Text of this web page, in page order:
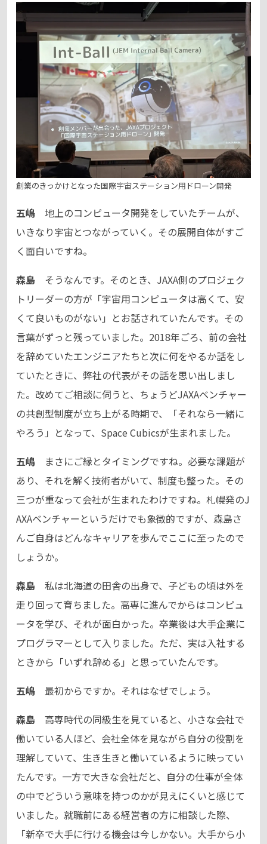
創業のきっかけとなった国際宇宙ステーション用ドローン開発
五嶋 地上のコンピュータ開発をしていたチームが、
いきなり宇宙とつながっていく。その展開自体がすご
く面白いですね。
森島 そうなんです。そのとき、JAXA側のプロジェク
トリーダーの方が「宇宙用コンピュータは高くて、安
くて良いものがない」とお話されていたんです。その
言葉がずっと残っていました。2018年ごろ、前の会社
を辞めていたエンジニアたちと次に何をやるか話をし
ていたときに、弊社の代表がその話を思い出しまし
た。改めてご相談に伺うと、ちょうどJAXAベンチャー
の共創型制度が立ち上がる時期で、「それなら一緒に
やろう」となって、Space Cubicsが生まれました。
五嶋 まさにご縁とタイミングですね。必要な課題が
あり、それを解く技術者がいて、制度も整った。その
三つが重なって会社が生まれたわけですね。札幌発のJ
AXAベンチャーというだけでも象徴的ですが、森島さ
んご自身はどんなキャリアを歩んでここに至ったので
しょうか。
森島 私は北海道の田舎の出身で、子どもの頃は外を
走り回って育ちました。高専に進んでからはコンピュ
ータを学び、それが面白かった。卒業後は大手企業に
プログラマーとして入りました。ただ、実は入社する
ときから「いずれ辞める」と思っていたんです。
五嶋 最初からですか。それはなぜでしょう。
森島 高専時代の同級生を見ていると、小さな会社で
働いている人ほど、会社全体を見ながら自分の役割を
理解していて、生き生きと働いているように映ってい
たんです。一方で大きな会社だと、自分の仕事が全体
の中でどういう意味を持つのかが見えにくいと感じて
いました。就職前にある経営者の方に相談した際、
「新卒で大手に行ける機会は今しかない。大手から小